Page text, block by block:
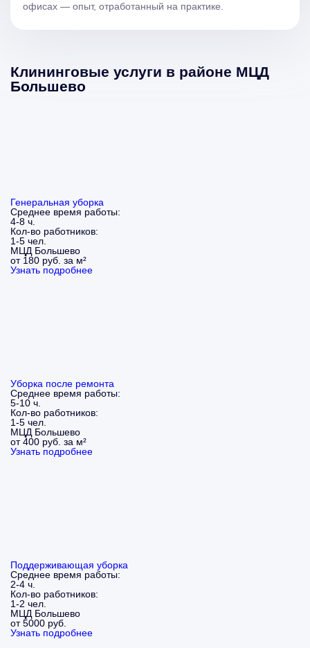
офисах — опыт, отработанный на практике.
Клининговые услуги в районе МЦД
Большево
Генеральная уборка
Среднее время работы:
4-8 ч.
Кол-во работников:
1-5 чел.
МЦД Большево
от 180 руб. за м²
Узнать подробнее
Уборка после ремонта
Среднее время работы:
5-10 ч.
Кол-во работников:
1-5 чел.
МЦД Большево
от 400 руб. за м²
Узнать подробнее
Поддерживающая уборка
Среднее время работы:
2-4 ч.
Кол-во работников:
1-2 чел.
МЦД Большево
от 5000 руб.
Узнать подробнее